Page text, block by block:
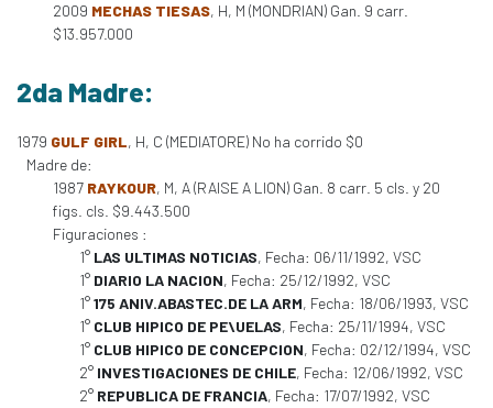
2009 MECHAS TIESAS, H, M (MONDRIAN) Gan. 9 carr.
$13.957.000
2da Madre:
1979 GULF GIRL, H, C (MEDIATORE) No ha corrido $0
Madre de:
1987 RAYKOUR, M, A (RAISE A LION) Gan. 8 carr. 5 cls. y 20
figs. cls. $9.443.500
Figuraciones :
1° LAS ULTIMAS NOTICIAS, Fecha: 06/11/1992, VSC
1° DIARIO LA NACION, Fecha: 25/12/1992, VSC
1°175 ANIV.ABASTEC.DE LA ARM, Fecha: 18/06/1993, VSC
1° CLUB HIPICO DE PE\UELAS, Fecha: 25/11/1994, VSC
1° CLUB HIPICO DE CONCEPCION, Fecha: 02/12/1994, VSC
2° INVESTIGACIONES DE CHILE, Fecha: 12/06/1992, VSC
2° REPUBLICA DE FRANCIA, Fecha: 17/07/1992, VSC